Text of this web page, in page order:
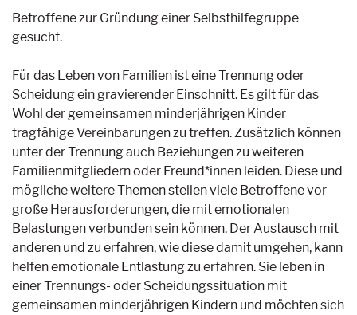
Betroffene zur Gründung einer Selbsthilfegruppe
gesucht.
Für das Leben von Familien ist eine Trennung oder
Scheidung ein gravierender Einschnitt. Es gilt für das
Wohl der gemeinsamen minderjährigen Kinder
tragfähige Vereinbarungen zu treffen. Zusätzlich können
unter der Trennung auch Beziehungen zu weiteren
Familienmitgliedern oder Freund*innen leiden. Diese und
mögliche weitere Themen stellen viele Betroffene vor
große Herausforderungen, die mit emotionalen
Belastungen verbunden sein können. Der Austausch mit
anderen und zu erfahren, wie diese damit umgehen, kann
helfen emotionale Entlastung zu erfahren. Sie leben in
einer Trennungs- oder Scheidungssituation mit
gemeinsamen minderjährigen Kindern und möchten sich